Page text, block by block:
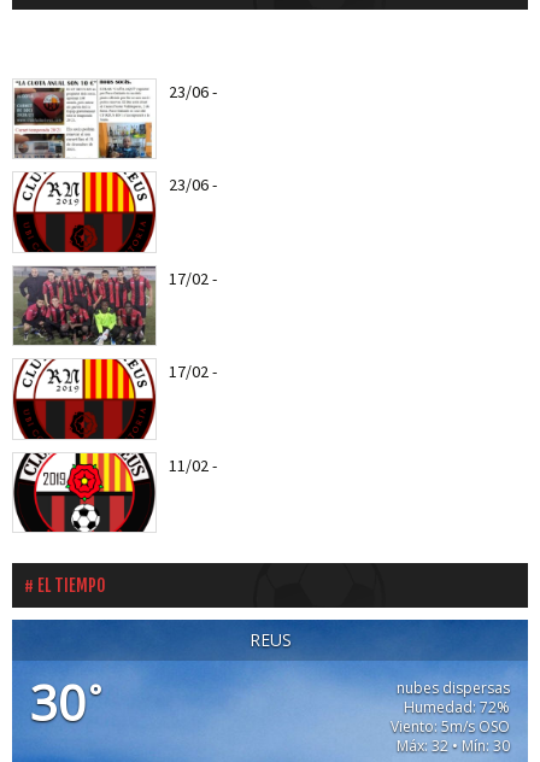
23/06-
23/06-
17/02 -
17/02-
11/02 -
EL TIEMPO
REUS
30°
nubes dispersas
Humedad: 72%
Viento: 5m/s OSO
Máx: 32 • Mín: 30